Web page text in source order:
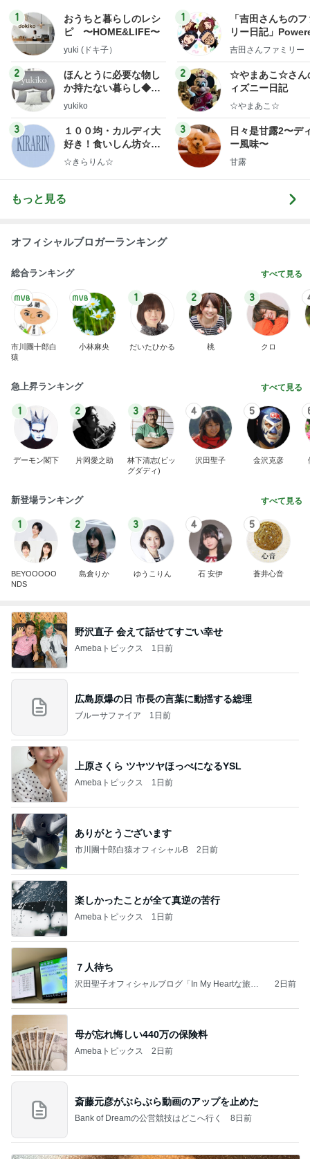
1
おうちと暮らしのレシ
ピ 〜HOME&LIFE〜
yuki (ドキ子）
2
ほんとうに必要な物し
か持たない暮らし◆Ke
ep Life Simple◆〜イ
yukiko
3
１００均・カルディ大
好き！食いしん坊☆き
らりん☆のブログ
☆きらりん☆
1
「吉田さんちの
リー日記」
y Ameba 吉田さ
ログ
吉田さんファミリー
2
☆やまあこ☆さん
ィズニー日記
☆やまあこ☆
3
日々是甘露2〜デ
ー風味〜
甘露
もっと見る
オフィシャルブロガーランキング
総合ランキング すべて見る
市川團十郎白
猿
小林麻央
1
だいたひかる
2
桃
3
クロ
急上昇ランキング すべて見る
1
デーモン閣下
2
片岡愛之助
3
林下清志(ビッ
グダディ)
4
沢田聖子
5
金沢克彦
新登場ランキング すべて見る
1
BEYOOOOO
NDS
2
島倉りか
3
ゆうこりん
4
石 安伊
5
蒼井心音
野沢直子 会えて話せてすごい幸せ
Amebaトピックス 1日前
広島原爆の日 市長の言葉に動揺する総理
ブルーサファイア 1日前
上原さくら ツヤツヤほっぺになるYSL
Amebaトピックス 1日前
ありがとうございます
市川團十郎白猿オフィシャルB 2日前
楽しかったことが全て真逆の苦行
Amebaトピックス 1日前
７人待ち
沢田聖子オフィシャルブログ「In My Heartな旅日
2日前
母が忘れ悔しい440万の保険料
Amebaトピックス 2日前
斎藤元彦がぶらぶら動画のアップを止めた
Bank of Dreamの公営競技はどこへ行く 8日前